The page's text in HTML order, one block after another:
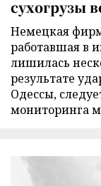
сухогрузы
Немецкая
работавшая в
лишилась
результате
Одессы,
мониторинга